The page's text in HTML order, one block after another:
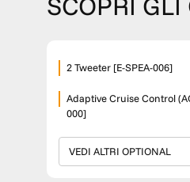
2 Tweeter [E-SPEA-006]
Adaptive Cruise Control
000]
VEDI ALTRI OPTIONAL